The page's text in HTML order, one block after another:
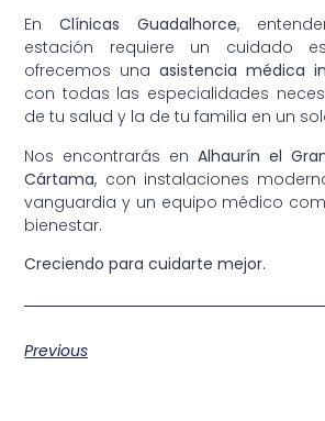
EnClínicas Guadalhorce,
estación requiere un cuidado
ofrecemos unaasistencia médica
con todas las especialidades
de tu salud y la de tu familia en un
Nos encontrarás enAlhaurín el
Cártama, con instalaciones
vanguardia y un equipo médico
bienestar.
Creciendo para cuidarte mejor.
Previous